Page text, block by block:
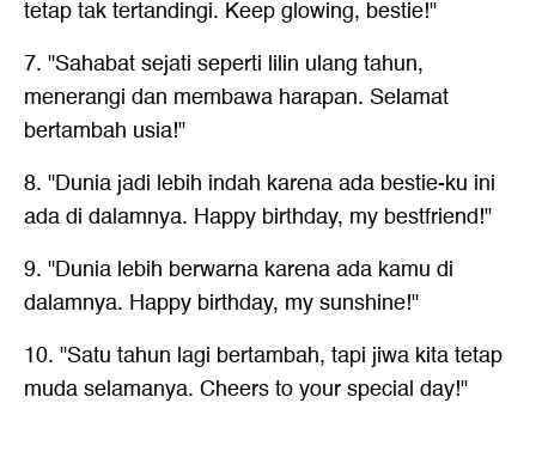
tetap tak tertandingi. Keep glowing, bestie!"
7. "Sahabat sejati seperti lilin ulang tahun,
menerangi dan membawa harapan. Selamat
bertambah usia!"
8. "Dunia jadi lebih indah karena ada bestie-ku ini
ada di dalamnya. Happy birthday, my bestfriend!"
9. "Dunia lebih berwarna karena ada kamu di
dalamnya. Happy birthday, my sunshine!"
10. "Satu tahun lagi bertambah, tapi jiwa kita tetap
muda selamanya. Cheers to your special day!"